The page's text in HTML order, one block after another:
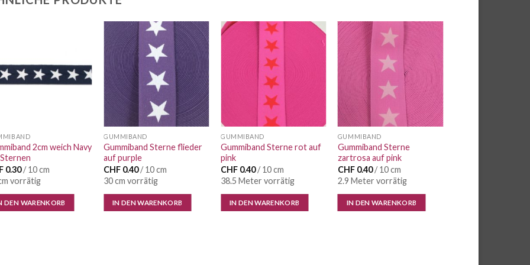
2cm weich Navy
0.30/ 10 cm
vorrätig
DEN WARENKORB
Auf die
Wunschliste
GUMMIBAND
Gummiband Sterne flieder
auf purple
CHF 0.40/ 10 cm
30 cm vorrätig
IN DEN WARENKORB
Wunschliste
GUMMIBAND
Gummiband Sterne rot auf
pink
CHF 0.40/ 10 cm
38.5 Meter vorrätig
IN DEN WARENKORB
Auf die
Wunschliste
GUMMIBAND
Gummiband Sterne
zartrosa auf pink
CHF0.40/ 10 cm
2.9 Meter vorrätig
IN DEN WARENKORB